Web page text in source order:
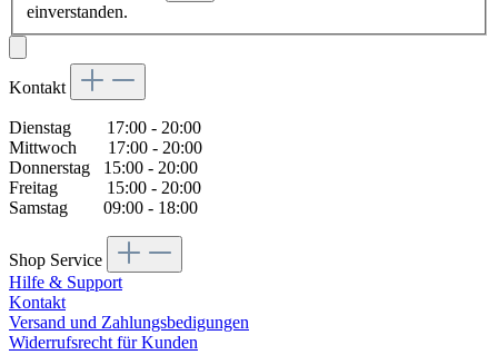
einverstanden.
Kontakt
Dienstag 17:00 - 20:00
Mittwoch 17:00 - 20:00
Donnerstag 15:00 - 20:00
Freitag 15:00 - 20:00
Samstag 09:00 - 18:00
Shop Service
Hilfe & Support
Kontakt
Versand und Zahlungsbedigungen
Widerrufsrecht für Kunden